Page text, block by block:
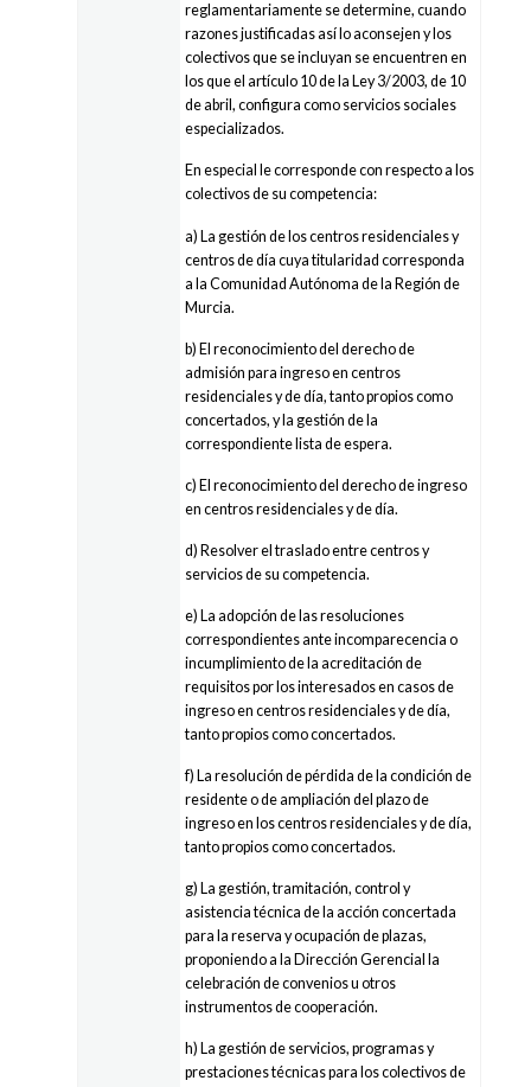
reglamentariamente se determine, cuando
razones justificadas así lo aconsejen y los
colectivos que se incluyan se encuentren en
los que el artículo 10 de la Ley 3/2003, de 10
de abril, configura como servicios sociales
especializados.
En especial le corresponde con respecto a los
colectivos de su competencia:
a) La gestión de los centros residenciales y
centros de día cuya titularidad corresponda
a la Comunidad Autónoma de la Región de
Murcia.
b) El reconocimiento del derecho de
admisión para ingreso en centros
residenciales y de día, tanto propios como
concertados, y la gestión de la
correspondiente lista de espera.
c) El reconocimiento del derecho de ingreso
en centros residenciales y de día.
d) Resolver el traslado entre centros y
servicios de su competencia.
e) La adopción de las resoluciones
correspondientes ante incomparecencia o
incumplimiento de la acreditación de
requisitos por los interesados en casos de
ingreso en centros residenciales y de día,
tanto propios como concertados.
f) La resolución de pérdida de la condición de
residente o de ampliación del plazo de
ingreso en los centros residenciales y de día,
tanto propios como concertados.
g) La gestión, tramitación, control y
asistencia técnica de la acción concertada
para la reserva y ocupación de plazas,
proponiendo a la Dirección Gerencial la
celebración de convenios u otros
instrumentos de cooperación.
h) La gestión de servicios, programas y
prestaciones técnicas para los colectivos de